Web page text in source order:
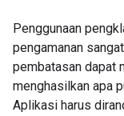
Penggunaan
pengamanan
pembatasan dapat
menghasilkan apa
Aplikasi harus